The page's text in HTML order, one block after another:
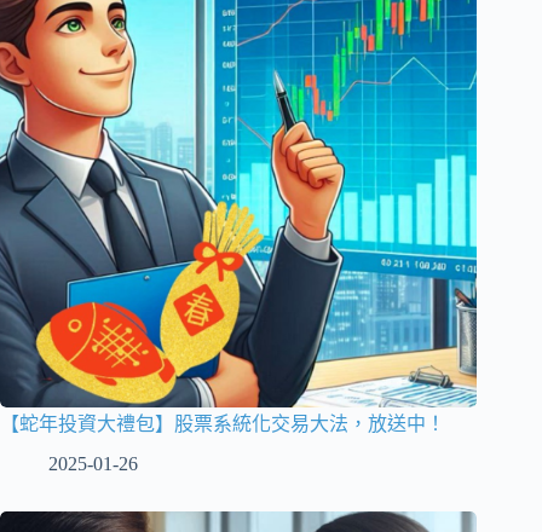
【蛇年投資大禮包】股票系統化交易大法，放送中！
2025-01-26